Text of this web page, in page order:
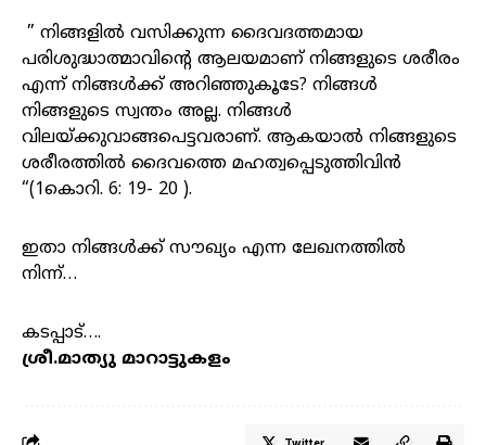
” നിങ്ങളിൽ വസിക്കുന്ന ദൈവദത്തമായ
പരിശുദ്ധാത്മാവിന്റെ ആലയമാണ് നിങ്ങളുടെ ശരീരം
എന്ന് നിങ്ങൾക്ക് അറിഞ്ഞുകൂടേ? നിങ്ങൾ
നിങ്ങളുടെ സ്വന്തം അല്ല. നിങ്ങൾ
വിലയ്ക്കുവാങ്ങപെട്ടവരാണ്. ആകയാൽ നിങ്ങളുടെ
ശരീരത്തിൽ ദൈവത്തെ മഹത്വപ്പെടുത്തിവിൻ
“(1കൊറി. 6: 19- 20 ).
ഇതാ നിങ്ങൾക്ക് സൗഖ്യം എന്ന ലേഖനത്തിൽ
നിന്ന്…
കടപ്പാട്….
ശ്രീ.മാത്യു മാറാട്ടുകളം